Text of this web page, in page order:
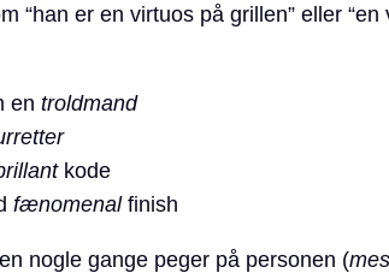
“han er en virtuos på grillen” eller
en troldmand
kode
fænomenalfinish
nogle gange peger på personen (